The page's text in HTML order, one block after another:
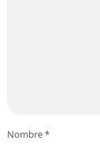
Nombre*